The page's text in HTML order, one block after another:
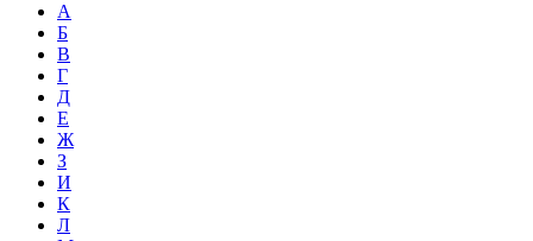
А
Б
В
Г
Д
Е
Ж
З
И
К
Л